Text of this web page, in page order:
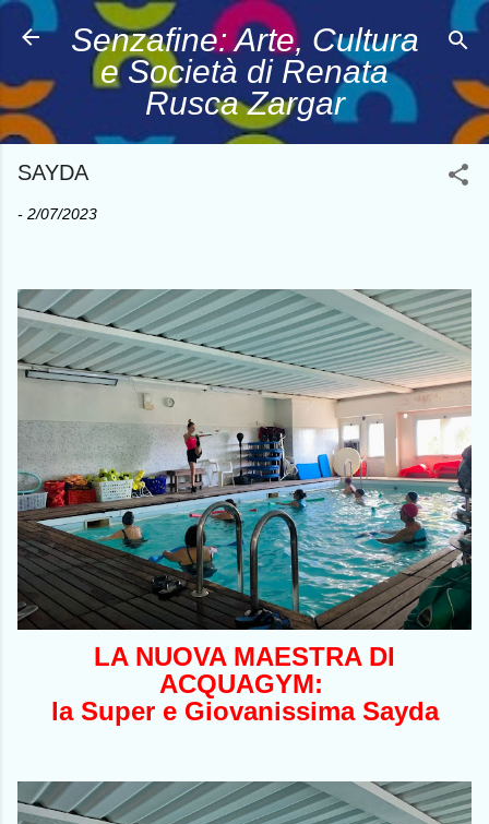
Passa ai contenuti principali
Senzafine: Arte, Cultura
e Società di Renata
Rusca Zargar
SAYDA
- 2/07/2023
LA NUOVA MAESTRA DI
ACQUAGYM:
la Super e Giovanissima Sayda